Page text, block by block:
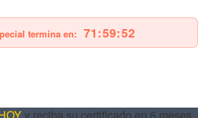
termina en: 71:59:51
y reciba su certificado en 6 meses